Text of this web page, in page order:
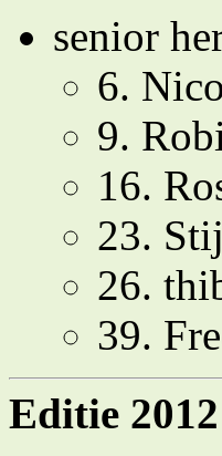
senior
6.
9.
16.
23.
26.
39.
Editie 2012